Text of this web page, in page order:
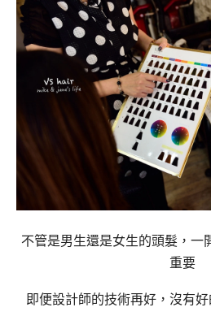
不管是男生還是女生的頭髮，一
重要
即便設計師的技術再好，沒有好